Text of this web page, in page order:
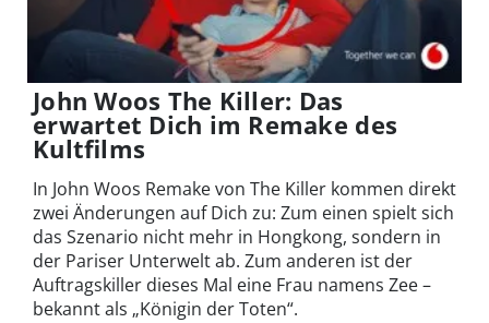
John Woos The Killer: Das
erwartet Dich im Remake des
Kultfilms
In John Woos Remake von The Killer kommen direkt
zwei Änderungen auf Dich zu: Zum einen spielt sich
das Szenario nicht mehr in Hongkong, sondern in
der Pariser Unterwelt ab. Zum anderen ist der
Auftragskiller dieses Mal eine Frau namens Zee –
bekannt als „Königin der Toten“.